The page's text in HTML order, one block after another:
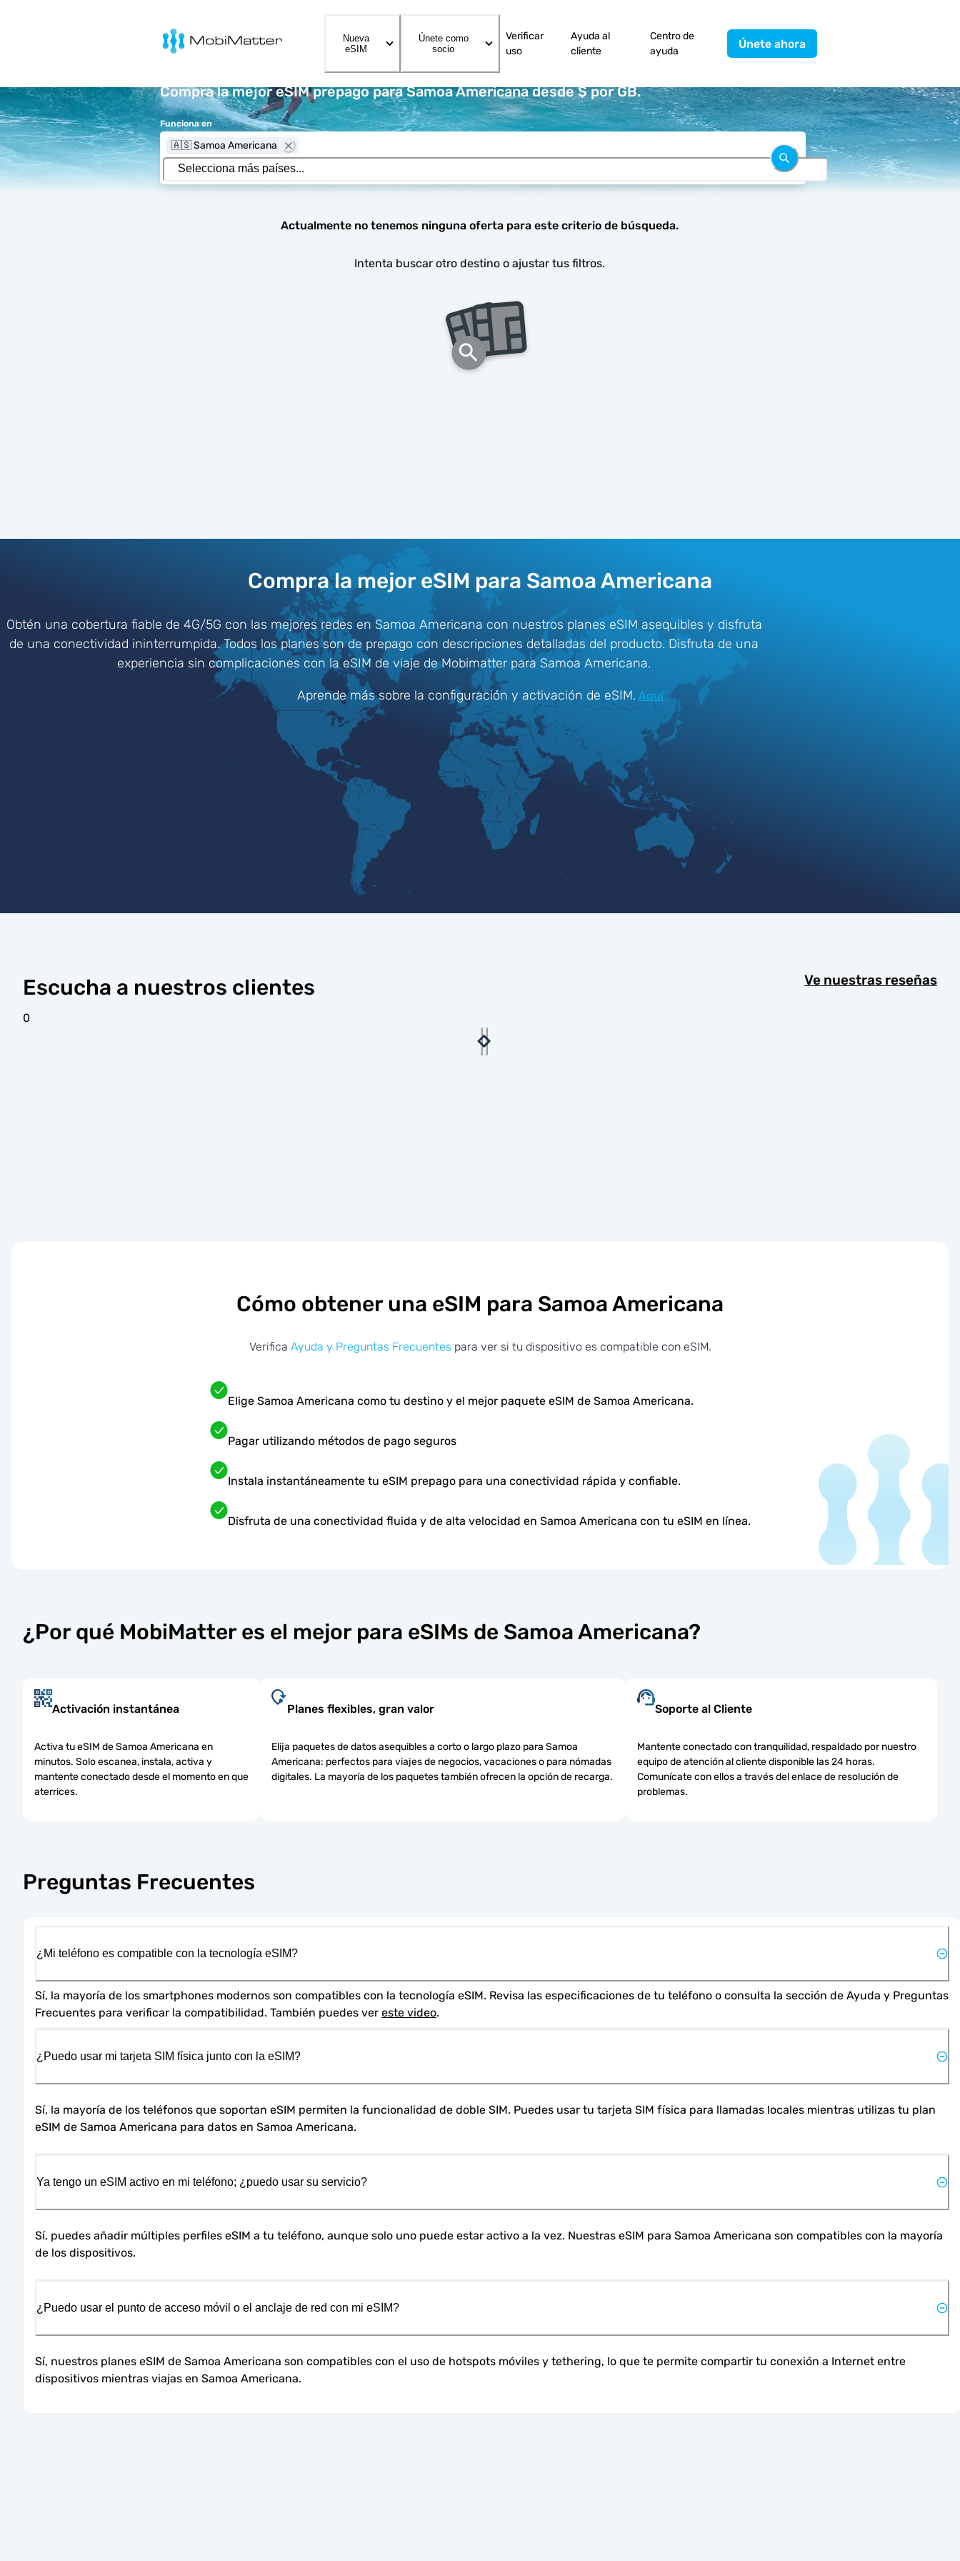
MobiMatter
Nueva
eSIM
Únete como
socio
Verificar
uso
Ayuda al
cliente
Centro de
ayuda
Únete ahora
Compra la mejor eSIM prepago para Samoa Americana desde $ por GB.
Funciona en
🇦🇸 Samoa Americana
Actualmente no tenemos ninguna oferta para este criterio de búsqueda.
Intenta buscar otro destino o ajustar tus filtros.
Compra la mejor eSIM para Samoa Americana
Obtén una cobertura fiable de 4G/5G con las mejores redes en Samoa Americana con nuestros planes eSIM asequibles y disfruta
de una conectividad ininterrumpida. Todos los planes son de prepago con descripciones detalladas del producto. Disfruta de una
experiencia sin complicaciones con la eSIM de viaje de Mobimatter para Samoa Americana.
Aprende más sobre la configuración y activación de eSIM. Aquí
Escucha a nuestros clientes Ve nuestras reseñas
0
Cómo obtener una eSIM para Samoa Americana
Verifica Ayuda y Preguntas Frecuentes para ver si tu dispositivo es compatible con eSIM.
Elige Samoa Americana como tu destino y el mejor paquete eSIM de Samoa Americana.
Pagar utilizando métodos de pago seguros
Instala instantáneamente tu eSIM prepago para una conectividad rápida y confiable.
Disfruta de una conectividad fluida y de alta velocidad en Samoa Americana con tu eSIM en línea.
¿Por qué MobiMatter es el mejor para eSIMs de Samoa Americana?
Activación instantánea
Activa tu eSIM de Samoa Americana en
minutos. Solo escanea, instala, activa y
mantente conectado desde el momento en que
aterrices.
Planes flexibles, gran valor
Elija paquetes de datos asequibles a corto o largo plazo para Samoa
Americana: perfectos para viajes de negocios, vacaciones o para nómadas
digitales. La mayoría de los paquetes también ofrecen la opción de recarga.
Soporte al Cliente
Mantente conectado con tranquilidad, respaldado por nuestro
equipo de atención al cliente disponible las 24 horas.
Comunícate con ellos a través del enlace de resolución de
problemas.
Preguntas Frecuentes
¿Mi teléfono es compatible con la tecnología eSIM?
Sí, la mayoría de los smartphones modernos son compatibles con la tecnología eSIM. Revisa las especificaciones de tu teléfono o consulta la sección de Ayuda y Preguntas
Frecuentes para verificar la compatibilidad. También puedes ver este video.
¿Puedo usar mi tarjeta SIM física junto con la eSIM?
Sí, la mayoría de los teléfonos que soportan eSIM permiten la funcionalidad de doble SIM. Puedes usar tu tarjeta SIM física para llamadas locales mientras utilizas tu plan
eSIM de Samoa Americana para datos en Samoa Americana.
Ya tengo un eSIM activo en mi teléfono; ¿puedo usar su servicio?
Sí, puedes añadir múltiples perfiles eSIM a tu teléfono, aunque solo uno puede estar activo a la vez. Nuestras eSIM para Samoa Americana son compatibles con la mayoría
de los dispositivos.
¿Puedo usar el punto de acceso móvil o el anclaje de red con mi eSIM?
Sí, nuestros planes eSIM de Samoa Americana son compatibles con el uso de hotspots móviles y tethering, lo que te permite compartir tu conexión a Internet entre
dispositivos mientras viajas en Samoa Americana.